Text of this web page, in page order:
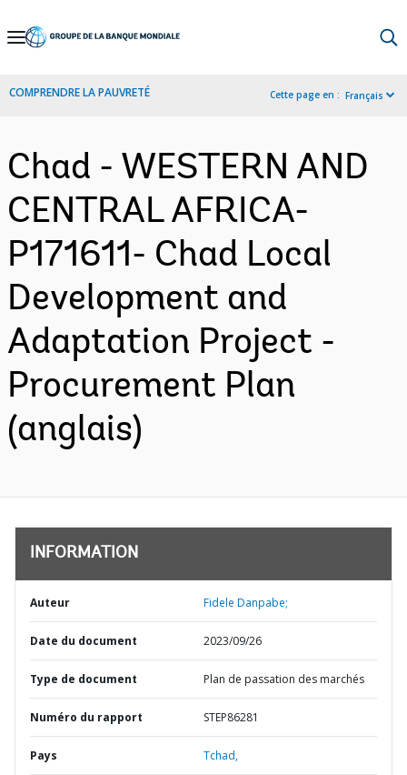
Skip
Navigation
COMPRENDRE LA PAUVRETÉ Cette page en : Français
Chad - WESTERN AND
CENTRAL AFRICA-
P171611- Chad Local
Development and
Adaptation Project -
Procurement Plan
(anglais)
INFORMATION
Auteur Fidele Danpabe;
Date du document 2023/09/26
Type de document Plan de passation des marchés
Numéro du rapport STEP86281
Pays Tchad,